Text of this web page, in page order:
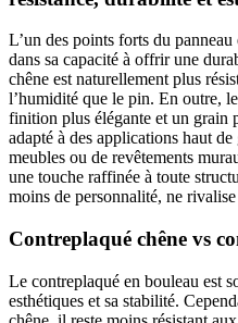
L’un des points forts du
dans sa capacité à offrir une
chêne est naturellement plus
l’humidité que le pin. En outre,
finition plus élégante et un grain
adapté à des applications haut
meubles ou de revêtements
une touche raffinée à toute
moins de personnalité, ne
Contreplaqué chêne vs
Le contreplaqué en bouleau est
esthétiques et sa stabilité.